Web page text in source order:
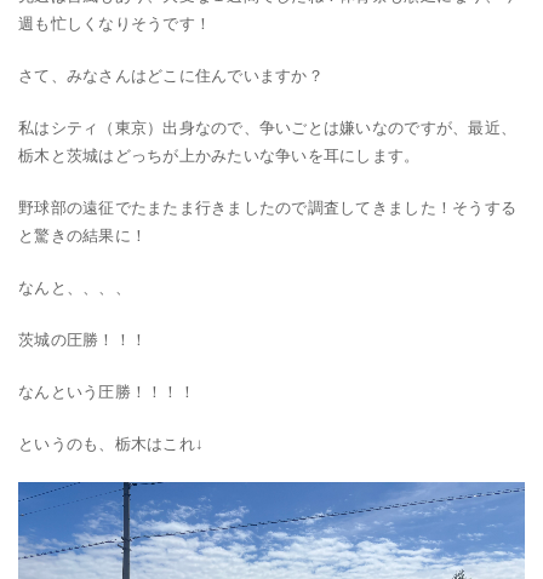
週も忙しくなりそうです！
さて、みなさんはどこに住んでいますか？
私はシティ（東京）出身なので、争いごとは嫌いなのですが、最近、
栃木と茨城はどっちが上かみたいな争いを耳にします。
野球部の遠征でたまたま行きましたので調査してきました！そうする
と驚きの結果に！
なんと、、、、
茨城の圧勝！！！
なんという圧勝！！！！
というのも、栃木はこれ↓